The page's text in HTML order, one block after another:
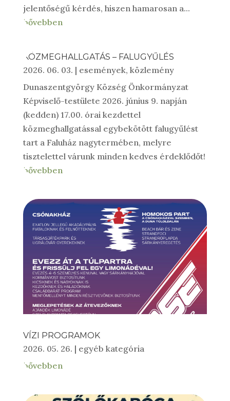
jelentőségű kérdés, hiszen hamarosan a...
bővebben
KÖZMEGHALLGATÁS – FALUGYŰLÉS
2026. 06. 03. | események, közlemény
Dunaszentgyörgy Község Önkormányzat
Képviselő-testülete 2026. június 9. napján
(kedden) 17.00. órai kezdettel
közmeghallgatással egybekötött falugyűlést
tart a Faluház nagytermében, melyre
tisztelettel várunk minden kedves érdeklődőt!
bővebben
VÍZI PROGRAMOK
2026. 05. 26. | egyéb kategória
bővebben